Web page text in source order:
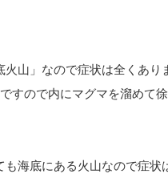
山」なので症状は全くあり
すので内にマグマを溜めて
も海底にある火山なので症状